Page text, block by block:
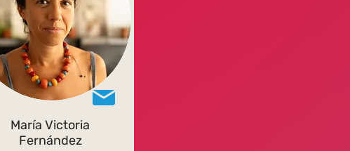
María Victoria
Fernández